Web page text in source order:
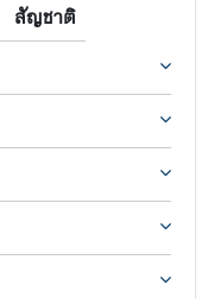
สัญชาติ